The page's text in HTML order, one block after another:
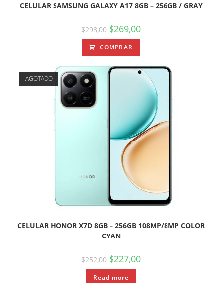
CELULAR SAMSUNG GALAXY A17 8GB – 256GB / GRAY
$298,00 $269,00
COMPRAR
AGOTADO
CELULAR HONOR X7D 8GB – 256GB 108MP/8MP COLOR
CYAN
$252,00 $227,00
Read more